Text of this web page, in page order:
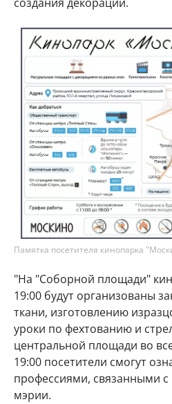
Памятка посетителя кинопарка
"На "Соборной площади"
19:00 будут организованы
ткани, изготовлению
уроки по фехтованию и
центральной площади во
19:00 посетители смогут
профессиями, связанными с
мэрии.